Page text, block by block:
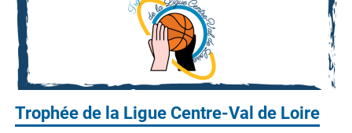
Trophée de la Ligue Centre-Val de Loire